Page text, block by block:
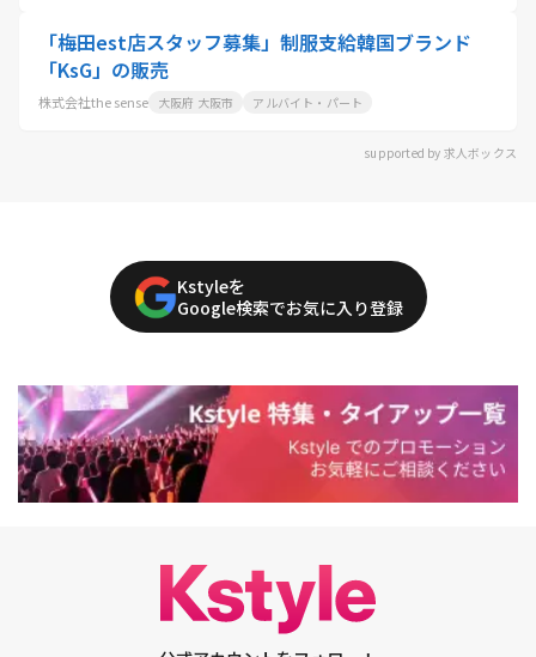
「梅田est店スタッフ募集」制服支給韓国ブランド
「KsG」の販売
株式会社the sense 大阪府 大阪市 アルバイト・パート
supported by 求人ボックス
Kstyleを
Google検索でお気に入り登録